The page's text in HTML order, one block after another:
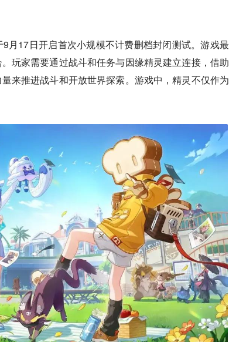
月17日开启首次小规模不计费删档封闭测试。游戏最
玩家需要通过战斗和任务与因缘精灵建立连接，借助
来推进战斗和开放世界探索。游戏中，精灵不仅作为